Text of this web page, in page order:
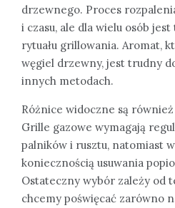
drzewnego. Proces
i czasu, ale dla wielu osób
rytuału grillowania. Aromat,
węgiel drzewny, jest trudny
innych metodach.
Różnice widoczne są
Grille gazowe wymagają
palników i rusztu, natomiast
koniecznością usuwania
Ostateczny wybór zależy od
chcemy poświęcać zarówno